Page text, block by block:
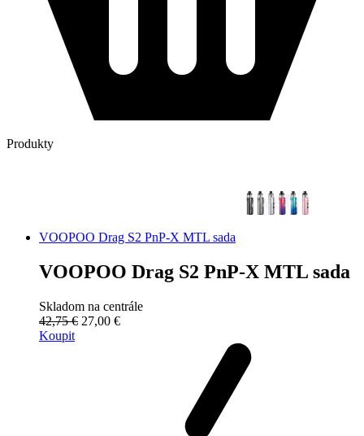
Produkty
VOOPOO Drag S2 PnP-X MTL sada
VOOPOO Drag S2 PnP-X MTL sada
Skladom na centrále
42,75 € 27,00 €
Koupit